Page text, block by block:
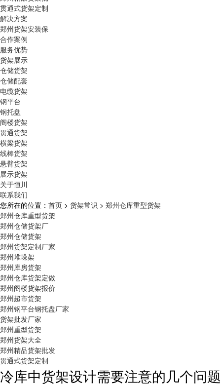
贯通式货架定制
解决方案
郑州货架安装保
合作案例
服务优势
货架展示
仓储货架
仓储配套
电缆货架
钢平台
钢托盘
阁楼货架
贯通货架
横梁货架
线棒货架
悬臂货架
展示货架
关于恒川
联系我们
您所在的位置： 首页 > 货架常识 > 郑州仓库重型货架
郑州仓库重型货架
郑州仓储货架厂
郑州仓储货架
郑州货架定制厂家
郑州堆垛架
郑州库房货架
郑州仓库货架定做
郑州阁楼货架报价
郑州超市货架
郑州钢平台钢托盘厂家
货架批发厂家
郑州重型货架
郑州货架大全
郑州精品货架批发
贯通式货架定制
冷库中货架设计需要注意的几个问题